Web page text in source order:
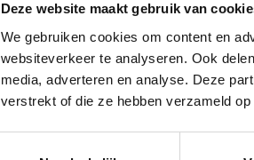
Deze website maakt gebruik van
We gebruiken cookies om content en
websiteverkeer te analyseren. Ook
media, adverteren en analyse. Deze
verstrekt of die ze hebben verzameld